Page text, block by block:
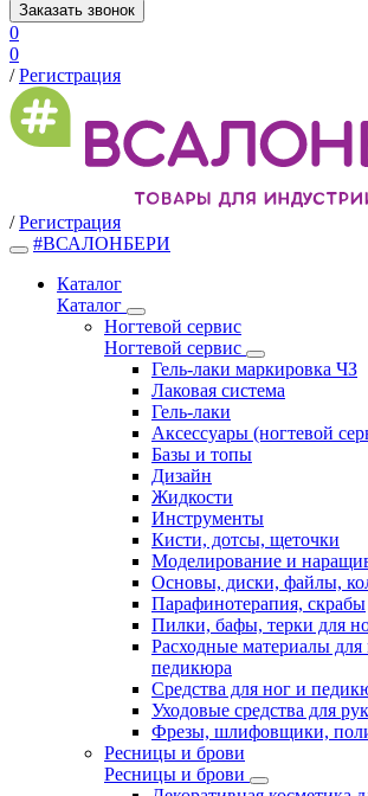
Заказать звонок
0
0
/ Регистрация
/ Регистрация
#ВСАЛОНБЕРИ
Каталог
Каталог
Ногтевой сервис
Ногтевой сервис
Гель-лаки маркировка ЧЗ
Лаковая система
Гель-лаки
Аксессуары (ногтевой
Базы и топы
Дизайн
Жидкости
Инструменты
Кисти, дотсы, щеточки
Моделирование и
Основы, диски, файлы,
Парафинотерапия, скрабы
Пилки, бафы, терки для
Расходные материалы
педикюра
Средства для ног и
Уходовые средства для
Фрезы, шлифовщики,
Ресницы и брови
Ресницы и брови